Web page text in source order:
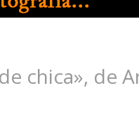
chica», de